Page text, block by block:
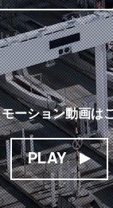
ーション動画は
PLAY